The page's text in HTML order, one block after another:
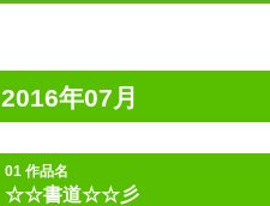
2016年07月
01 作品名
☆☆書道☆☆彡